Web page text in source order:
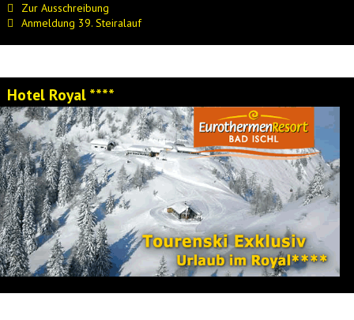
Zur Ausschreibung
Anmeldung 39. Steiralauf
Hotel Royal ****